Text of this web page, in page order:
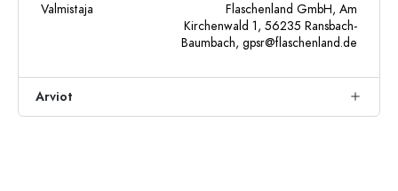
Valmistaja
Flaschenland GmbH, Am
Kirchenwald 1, 56235 Ransbach-
Baumbach, gpsr@flaschenland.de
Arviot